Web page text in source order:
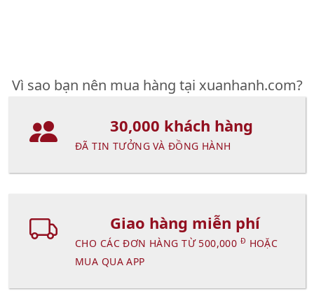
Vì sao bạn nên mua hàng tại xuanhanh.com?
30,000 khách hàng
ĐÃ TIN TƯỞNG VÀ ĐỒNG HÀNH
Giao hàng miễn phí
CHO CÁC ĐƠN HÀNG TỪ 500,000 Đ HOẶC
MUA QUA APP